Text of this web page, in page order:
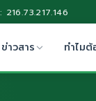
216.73.217.146
ข่าวสาร ทำไมต้